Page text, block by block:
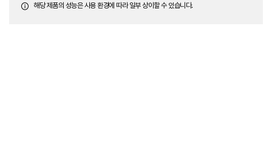
해당 제품의 성능은 사용 환경에 따라 일부 상이할 수 있습니다.